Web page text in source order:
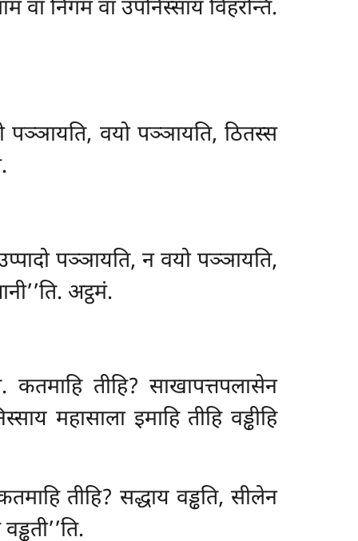
निगमं वा उपनिस्साय विहरन्ति.
पञ्ञायति, वयो पञ्ञायति, ठितस्स
पञ्ञायति, न वयो पञ्ञायति,
अट्ठमं.
कतमाहि तीहि? साखापत्तपलासेन
महासाला इमाहि तीहि वड्ढीहि
तीहि? सद्धाय वड्ढति, सीलेन